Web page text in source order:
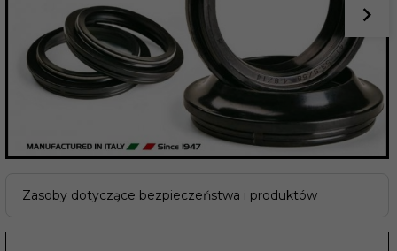
Zasoby dotyczące bezpieczeństwa i produktów